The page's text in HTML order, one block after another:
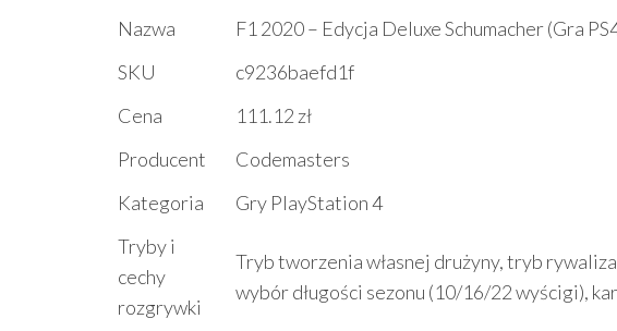
Nazwa
F1 2020 – Edycja Deluxe Schumacher (Gra
SKU
c9236baefd1f
Cena
111.12 zł
Producent
Codemasters
Kategoria
Gry PlayStation 4
Tryby i
cechy
rozgrywki
Tryb tworzenia własnej drużyny, tryb
wybór długości sezonu (10/16/22 wyścigi),